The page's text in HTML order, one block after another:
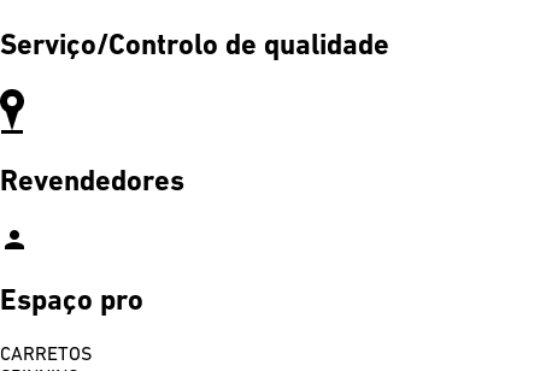
Serviço/Controlo de qualidade
Revendedores
person
Espaço pro
CARRETOS